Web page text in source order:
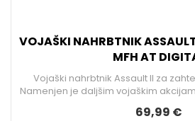
VOJAŠKI NAHRBTNIK
MFH AT
Vojaški nahrbtnik Assault II za
Namenjen je daljšim vojaškim
69,99 €